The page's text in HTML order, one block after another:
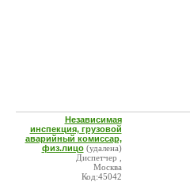
Независимая
инспекция, грузовой
аварийный комиссар,
физ.лицо (удалена)
Диспетчер ,
Москва
Код:45042